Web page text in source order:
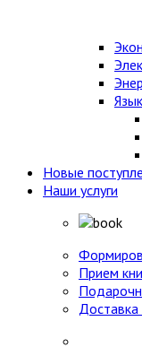
Новые
Наши услуги
Прием